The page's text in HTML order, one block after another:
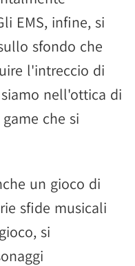
EMS, infine, si
sfondo che
l'intreccio di
nell'ottica di
che si
un gioco di
sfide musicali
si